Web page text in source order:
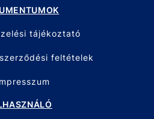
tájékoztató
feltételek